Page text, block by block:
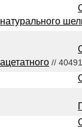
натурального
ацетатного //